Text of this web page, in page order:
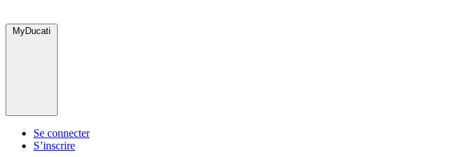
MyDucati
Se connecter
S’inscrire